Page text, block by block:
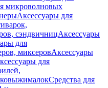
микроволновых
Аксессуары для
сэндвичницАксессуары
для
миксеровАксессуары
для
Средства для